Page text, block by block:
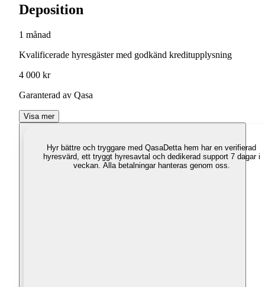
Deposition
1 månad
Kvalificerade hyresgäster med godkänd kreditupplysning
4 000 kr
Garanterad av Qasa
Visa mer
Hyr bättre och tryggare med QasaDetta hem har en verifierad
hyresvärd, ett tryggt hyresavtal och dedikerad support 7 dagar i
veckan. Alla betalningar hanteras genom oss.